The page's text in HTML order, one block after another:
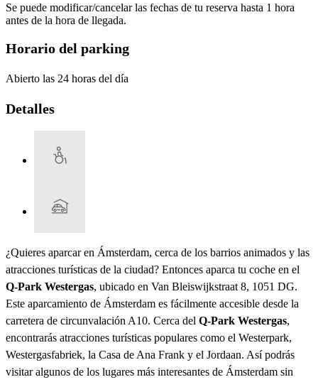
Se puede modificar/cancelar las fechas de tu reserva hasta 1 hora
antes de la hora de llegada.
Horario del parking
Abierto las 24 horas del día
Detalles
¿Quieres aparcar en Ámsterdam, cerca de los barrios animados y las
atracciones turísticas de la ciudad? Entonces aparca tu coche en el
Q-Park Westergas, ubicado en Van Bleiswijkstraat 8, 1051 DG.
Este aparcamiento de Ámsterdam es fácilmente accesible desde la
carretera de circunvalación A10. Cerca del Q-Park Westergas,
encontrarás atracciones turísticas populares como el Westerpark,
Westergasfabriek, la Casa de Ana Frank y el Jordaan. Así podrás
visitar algunos de los lugares más interesantes de Ámsterdam sin